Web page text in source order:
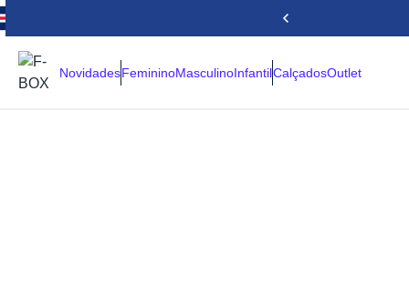
NovidadesFemininoMasculinoInfantilCalçadosOutlet